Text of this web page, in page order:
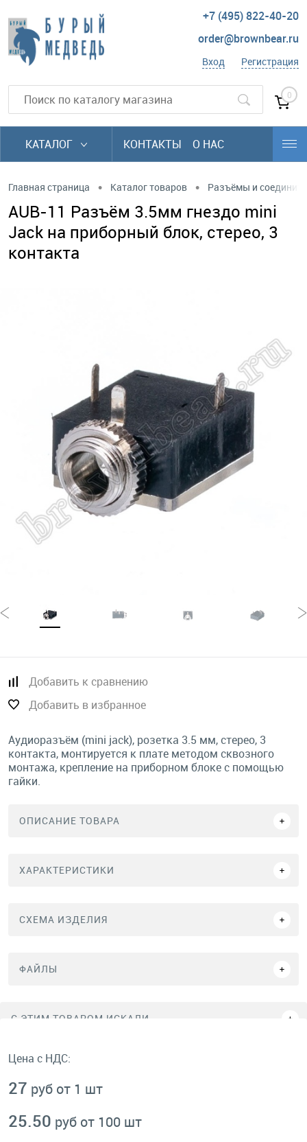
+7 (495) 822-40-20
order@brownbear.ru
Вход Регистрация
0
КАТАЛОГ КОНТАКТЫ О НАС
Главная страница • Каталог товаров • Разъёмы и
AUB-11 Разъём 3.5мм гнездо mini
Jack на приборный блок, стерео, 3
контакта
Добавить к сравнению
Добавить в избранное
Аудиоразъём (mini jack), розетка 3.5 мм, стерео, 3
контакта, монтируется к плате методом сквозного
монтажа, крепление на приборном блоке с помощью
гайки.
ОПИСАНИЕ ТОВАРА
ХАРАКТЕРИСТИКИ
СХЕМА ИЗДЕЛИЯ
ФАЙЛЫ
C ЭТИМ ТОВАРОМ ИСКАЛИ
Цена с НДС:
27 руб от 1 шт
25.50 руб от 100 шт